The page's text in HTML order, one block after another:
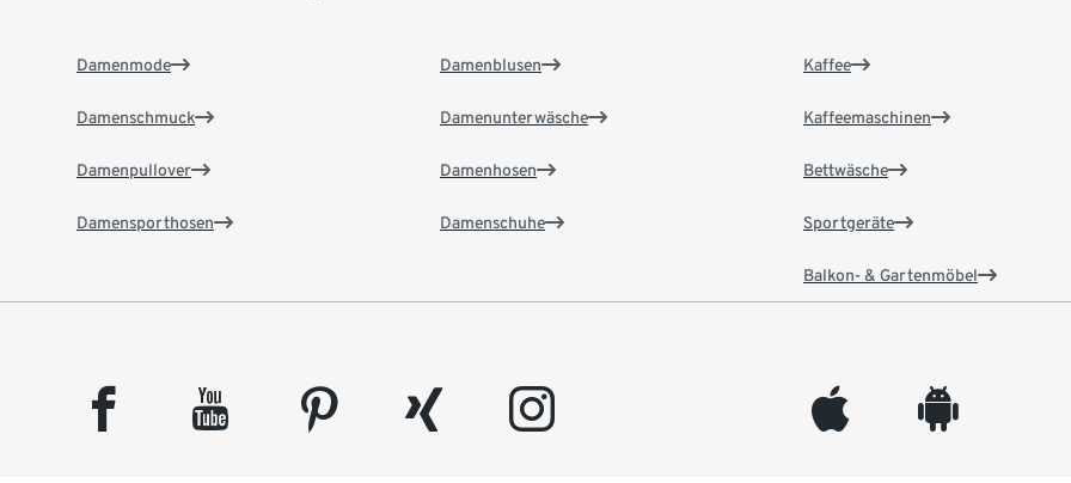
Damenmode
Damenschmuck
Damenpullover
Damensporthosen
Damenblusen
Damenunterwäsche
Damenhosen
Damenschuhe
Kaffee
Kaffeemaschinen
Bettwäsche
Sportgeräte
Balkon- & Gartenmöbel
facebook youtube pinterest xing instagram appleinc android